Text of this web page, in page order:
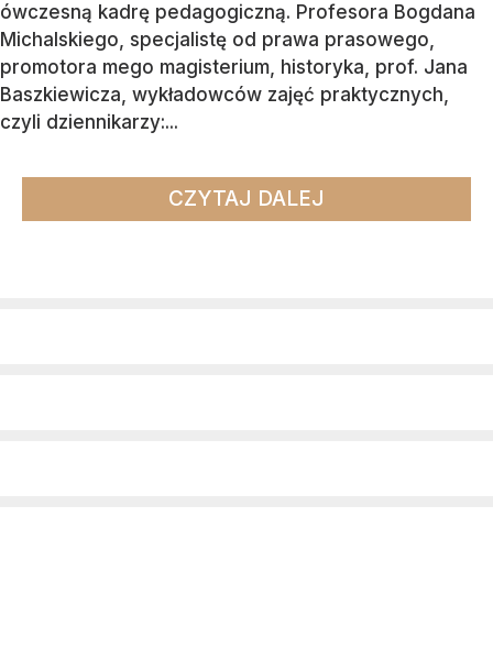
ówczesną kadrę pedagogiczną. Profesora Bogdana
Michalskiego, specjalistę od prawa prasowego,
promotora mego magisterium, historyka, prof. Jana
Baszkiewicza, wykładowców zajęć praktycznych,
czyli dziennikarzy:...
CZYTAJ DALEJ